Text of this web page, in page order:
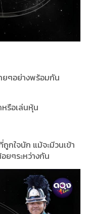
ยๆอย่างพร้อมกัน
หรือเล่นหุ้น
ถูกใจนัก แม้จะมีวนเข้า
ยๆระหว่างกัน